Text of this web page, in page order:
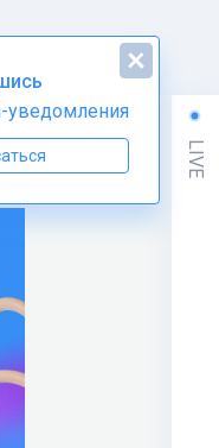
LIVE
уведомления